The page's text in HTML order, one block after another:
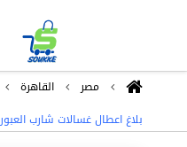
مصر القاهرة
بلاغ اعطال غسالات شارب العبور 01096922100